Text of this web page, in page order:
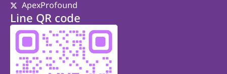
ApexProfound
Line QR code